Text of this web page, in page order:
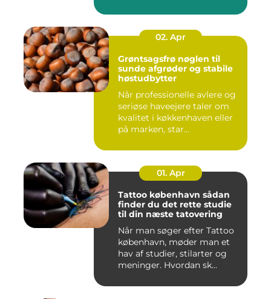
02. Apr
Grøntsagsfrø nøglen til
sunde afgrøder og stabile
høstudbytter
Når professionelle avlere og
seriøse haveejere taler om
kvalitet i køkkenhaven eller
på marken, star...
01. Apr
Tattoo københavn sådan
finder du det rette studie
til din næste tatovering
Når man søger efter Tattoo
københavn, møder man et
hav af studier, stilarter og
meninger. Hvordan sk...